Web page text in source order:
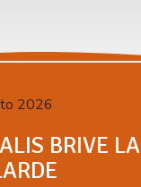
2026
BRIVE LA